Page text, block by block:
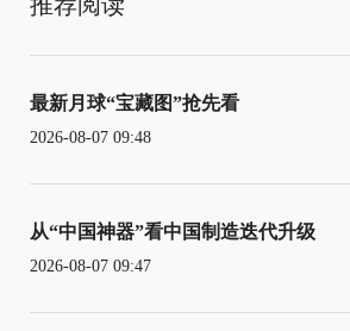
最新月球“宝藏图”抢先看
2026-08-07 09:48
从“中国神器”看中国制造迭代升级
2026-08-07 09:47